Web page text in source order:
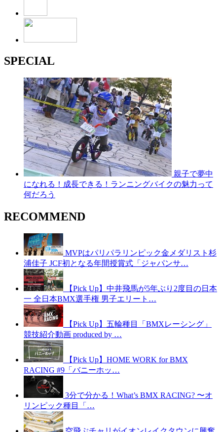
SPECIAL
親子で夢中
になれる！成長できる！ランニングバイクの魅力って
何だろう
RECOMMEND
MVPはパリパラリンピック金メダリスト杉
浦佳子 JCF初となる年間授賞式「ジャパンサ…
【Pick Up】中井飛馬が5年ぶり2度目の日本
一 全日本BMX選手権 男子エリート…
【Pick Up】五輪種目「BMXレーシング」
競技紹介動画 produced by …
【Pick Up】HOME WORK for BMX
RACING #9「バニーホッ…
3分で分かる！What’s BMX RACING? 〜オ
リンピック種目「…